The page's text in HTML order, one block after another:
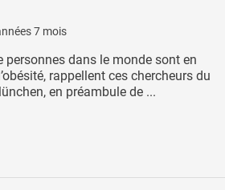
7 mois
personnes dans le monde sont en
rappellent ces chercheurs du
en préambule de ...